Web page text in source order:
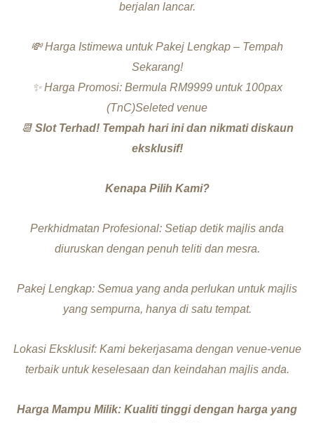
berjalan lancar.
💸 Harga Istimewa untuk Pakej Lengkap – Tempah
Sekarang!
✨ Harga Promosi: Bermula RM9999 untuk 100pax
(TnC)Seleted venue
📆 Slot Terhad! Tempah hari ini dan nikmati diskaun
eksklusif!
Kenapa Pilih Kami?
Perkhidmatan Profesional: Setiap detik majlis anda
diuruskan dengan penuh teliti dan mesra.
Pakej Lengkap: Semua yang anda perlukan untuk majlis
yang sempurna, hanya di satu tempat.
Lokasi Eksklusif: Kami bekerjasama dengan venue-venue
terbaik untuk keselesaan dan keindahan majlis anda.
Harga Mampu Milik: Kualiti tinggi dengan harga yang